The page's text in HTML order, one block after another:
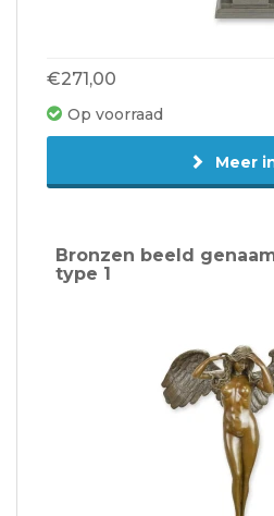
€271,00
Op voorraad
Meer
Bronzen beeld
type 1